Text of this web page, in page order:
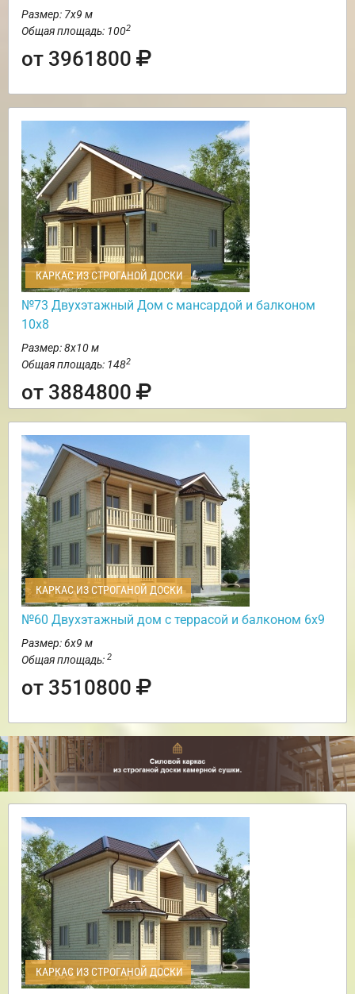
Размер: 7х9 м
Общая площадь: 1002
от 3961800
КАРКАС ИЗ СТРОГАНОЙ ДОСКИ
№73 Двухэтажный Дом с мансардой и балконом
10х8
Размер: 8х10 м
Общая площадь: 1482
от 3884800
КАРКАС ИЗ СТРОГАНОЙ ДОСКИ
№60 Двухэтажный дом с террасой и балконом 6х9
Размер: 6х9 м
Общая площадь: 2
от 3510800
КАРКАС ИЗ СТРОГАНОЙ ДОСКИ